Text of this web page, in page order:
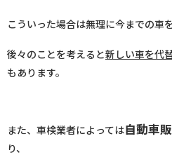
こういった場合は無理に今までの車
後々のことを考えると新しい車を代
もあります。
また、車検業者によっては自動車
り、